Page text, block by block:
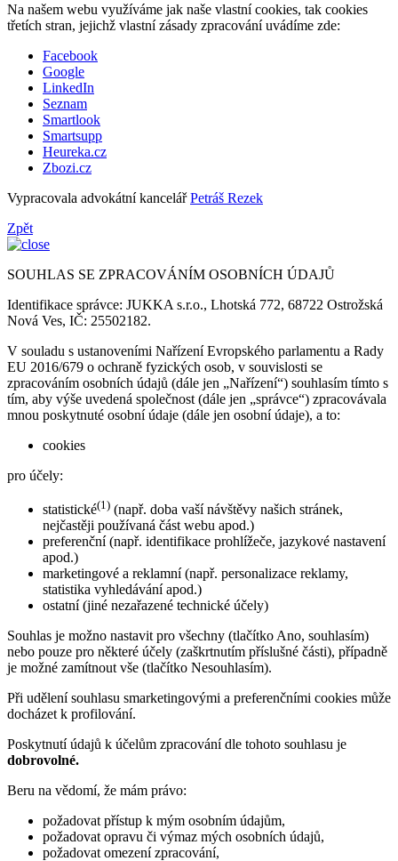
Na našem webu využíváme jak naše vlastní cookies, tak cookies
třetích stran, jejichž vlastní zásady zpracování uvádíme zde:
Facebook
Google
LinkedIn
Seznam
Smartlook
Smartsupp
Heureka.cz
Zbozi.cz
Vypracovala advokátní kancelářPetráš Rezek
Zpět
SOUHLAS SE ZPRACOVÁNÍM OSOBNÍCH ÚDAJŮ
Identifikace správce: JUKKA s.r.o., Lhotská 772, 68722 Ostrožská
Nová Ves, IČ: 25502182.
V souladu s ustanoveními Nařízení Evropského parlamentu a Rady
EU 2016/679 o ochraně fyzických osob, v souvislosti se
zpracováním osobních údajů (dále jen „Nařízení“) souhlasím tímto s
tím, aby výše uvedená společnost (dále jen „správce“) zpracovávala
mnou poskytnuté osobní údaje (dále jen osobní údaje), a to:
cookies
pro účely:
statistické(1) (např. doba vaší návštěvy našich stránek,
nejčastěji používaná část webu apod.)
preferenční (např. identifikace prohlížeče, jazykové nastavení
apod.)
marketingové a reklamní (např. personalizace reklamy,
statistika vyhledávání apod.)
ostatní (jiné nezařazené technické účely)
Souhlas je možno nastavit pro všechny (tlačítko Ano, souhlasím)
nebo pouze pro některé účely (zaškrtnutím příslušné části), případně
je možné zamítnout vše (tlačítko Nesouhlasím).
Při udělení souhlasu smarketingovými a preferenčními cookies může
docházet k profilování.
Poskytnutí údajů k účelům zpracování dle tohoto souhlasu je
dobrovolné.
Beru na vědomí, že mám právo:
požadovat přístup k mým osobním údajům,
požadovat opravu či výmaz mých osobních údajů,
požadovat omezení zpracování,